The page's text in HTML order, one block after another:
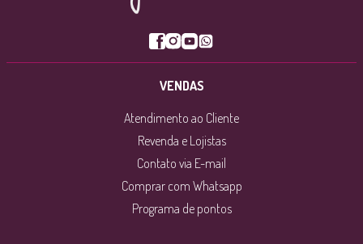
VENDAS
Atendimento ao Cliente
Revenda e Lojistas
Contato via E-mail
Comprar com Whatsapp
Programa de pontos